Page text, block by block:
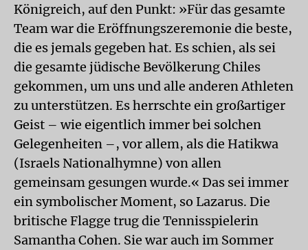
Königreich, auf den Punkt: »Für das gesamte
Team war die Eröffnungszeremonie die beste,
die es jemals gegeben hat. Es schien, als sei
die gesamte jüdische Bevölkerung Chiles
gekommen, um uns und alle anderen Athleten
zu unterstützen. Es herrschte ein großartiger
Geist – wie eigentlich immer bei solchen
Gelegenheiten –, vor allem, als die Hatikwa
(Israels Nationalhymne) von allen
gemeinsam gesungen wurde.« Das sei immer
ein symbolischer Moment, so Lazarus. Die
britische Flagge trug die Tennisspielerin
Samantha Cohen. Sie war auch im Sommer